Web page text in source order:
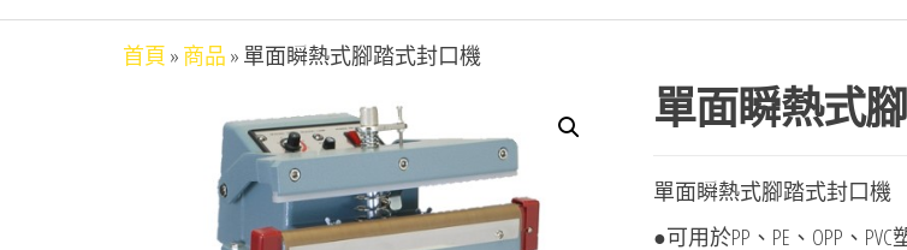
首頁 » 商品 » 單面瞬熱式腳踏式封口機
單面瞬熱式
單面瞬熱式腳踏式封口機
●可用於PP、PE、OPP、